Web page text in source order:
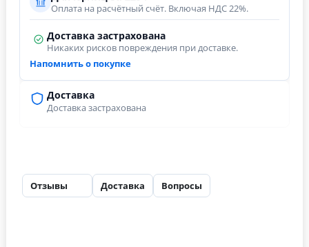
Доставка
Доставка застрахована
Оплата на расчётный счёт. Включая НДС 22%.
Доставка застрахована
Никаких рисков повреждения при доставке.
Напомнить о покупке
Отзывы Доставка Вопросы